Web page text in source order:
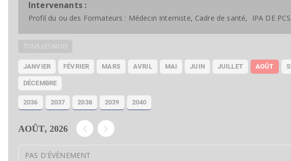
Intervenants :
Profil du ou des Formateurs : Médecin Interniste, Cadre de santé, IPA DE PCS.
TOUS LES MOIS
JANVIER FÉVRIER MARS AVRIL MAI JUIN JUILLET AOÛT
DÉCEMBRE
2036 2037 2038 2039 2040
AOÛT, 2026
PAS D'ÉVÈNEMENT